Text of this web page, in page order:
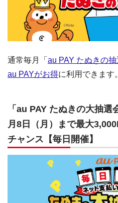
通常毎月「 au PAY たぬきの抽
au PAYがお得に利用できます。
「au PAY たぬきの大抽
月8日（月）まで最大
チャンス【毎日開催】